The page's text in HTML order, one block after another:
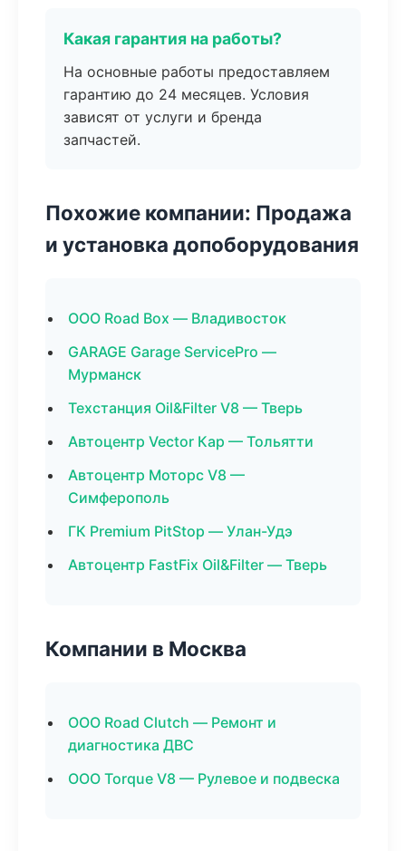
Какая гарантия на работы?
На основные работы предоставляем
гарантию до 24 месяцев. Условия
зависят от услуги и бренда
запчастей.
Похожие компании: Продажа
и установка допоборудования
ООО Road Box — Владивосток
GARAGE Garage ServicePro —
Мурманск
Техстанция Oil&Filter V8 — Тверь
Автоцентр Vector Кар — Тольятти
Автоцентр Моторс V8 —
Симферополь
ГК Premium PitStop — Улан-Удэ
Автоцентр FastFix Oil&Filter — Тверь
Компании в Москва
ООО Road Clutch — Ремонт и
диагностика ДВС
ООО Torque V8 — Рулевое и подвеска